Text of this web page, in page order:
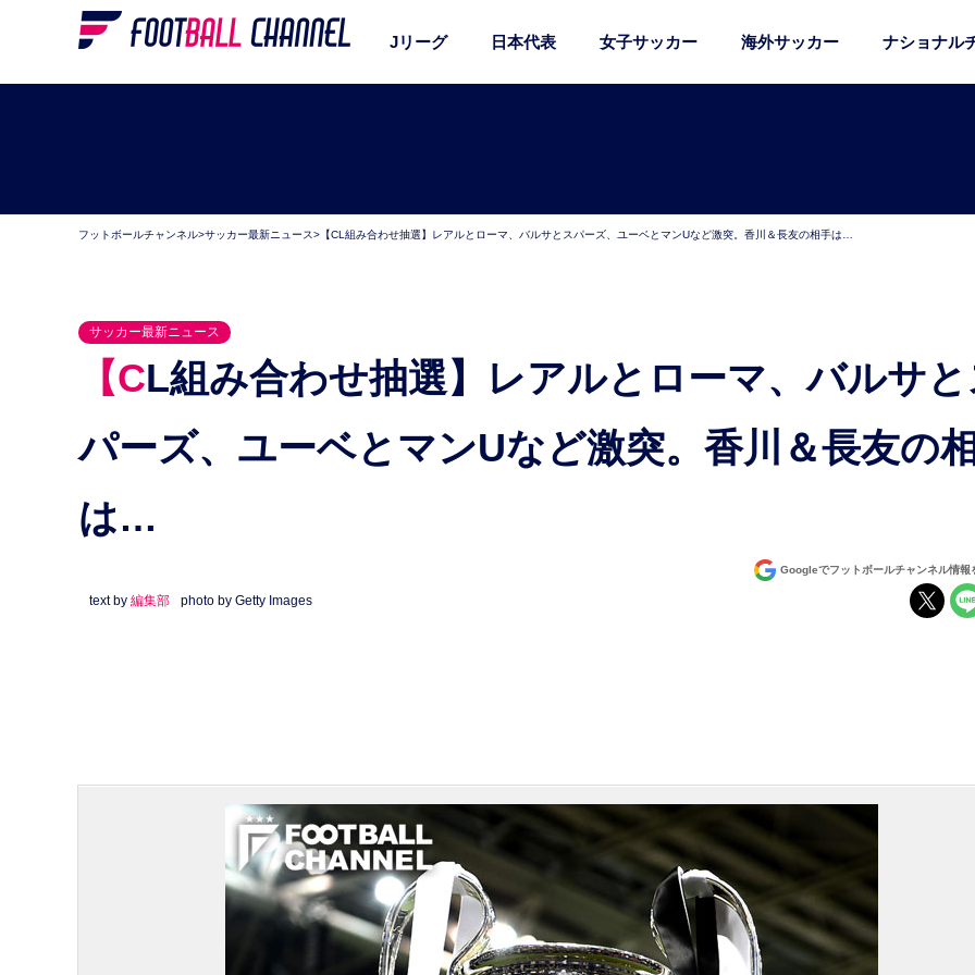
Jリーグ 日本代表 女子サッカー 海外サッカー ナショナル
フットボールチャンネル>サッカー最新ニュース> 【CL組み合わせ抽選】レアルとローマ、バルサとスパーズ、ユーベとマンUなど激突。香川＆長友の相手は…
サッカー最新ニュース
【CL組み合わせ抽選】レアルとローマ、バルサとス
パーズ、ユーベとマンUなど激突。香川＆長友の
は…
Googleでフットボールチャンネル情報
text by 編集部 photo by Getty Images